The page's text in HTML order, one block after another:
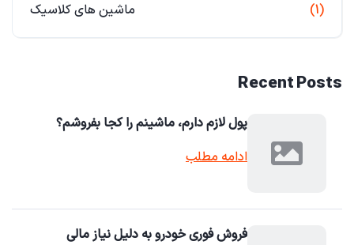
ماشین های کلاسیک (1)
Recent Posts
پول لازم دارم، ماشینم را کجا بفروشم؟
ادامه مطلب
فروش فوری خودرو به دلیل نیاز مالی